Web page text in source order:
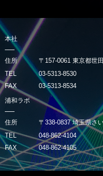
本社
住所
〒157-0061 東京都世
TEL
03-5313-8530
FAX
03-5313-8534
浦和ラボ
住所
〒338-0837 埼玉県さ
TEL
048-862-4104
FAX
048-862-4105